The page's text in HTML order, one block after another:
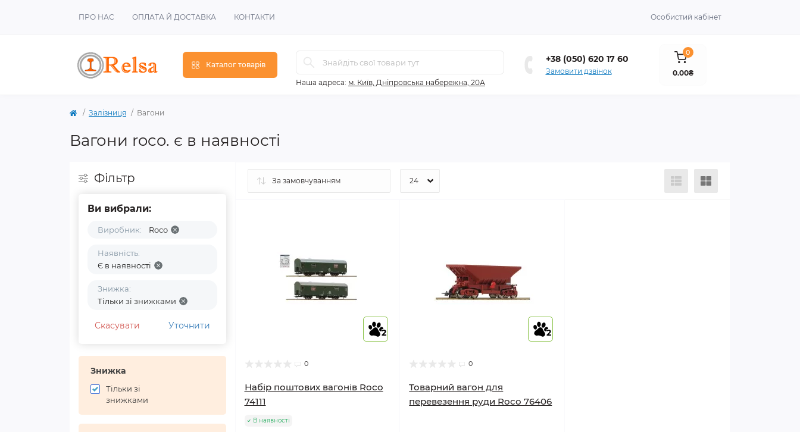
ПРО НАС ОПЛАТА Й ДОСТАВКА КОНТАКТИ Особистий кабінет
Каталог товарів
Наша адреса: м. Київ, Дніпровська набережна, 20А
+38 (050) 620 17 60
Замовити дзвінок
0
0.00₴
Залізниця Вагони
Вагони roco. є в наявності
Фільтр
Ви вибрали:
Виробник: Roco
Наявність:
Є в наявності
Знижка:
Тільки зі знижками
Скасувати Уточнити
Знижка
Тільки зі
знижками
2
0
Набір поштових вагонів Roco
74111
В наявності
2
0
Товарний вагон для
перевезення руди Roco 76406